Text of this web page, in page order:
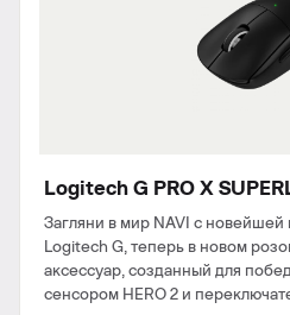
Logitech G PRO X
Загляни в мир NAVI с
Logitech G, теперь в новом
аксессуар, созданный для
сенсором HERO 2 и